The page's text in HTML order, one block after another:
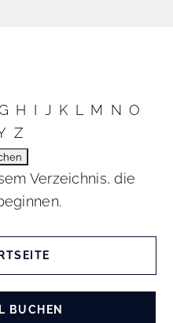
H I J K L M N O
Z
Verzeichnis, die
BUCHEN